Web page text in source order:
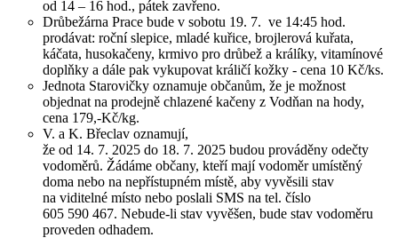
od 14 – 16 hod., pátek zavřeno.
Drůbežárna Prace bude v sobotu 19. 7. ve 14:45 hod.
prodávat: roční slepice, mladé kuřice, brojlerová kuřata,
káčata, husokačeny, krmivo pro drůbež a králíky, vitamínové
doplňky a dále pak vykupovat králičí kožky - cena 10 Kč/ks.
Jednota Starovičky oznamuje občanům, že je možnost
objednat na prodejně chlazené kačeny z Vodňan na hody,
cena 179,-Kč/kg.
V. a K. Břeclav oznamují,
že od 14. 7. 2025 do 18. 7. 2025 budou prováděny odečty
vodoměrů. Žádáme občany, kteří mají vodoměr umístěný
doma nebo na nepřístupném místě, aby vyvěsili stav
na viditelné místo nebo poslali SMS na tel. číslo
605 590 467. Nebude-li stav vyvěšen, bude stav vodoměru
proveden odhadem.